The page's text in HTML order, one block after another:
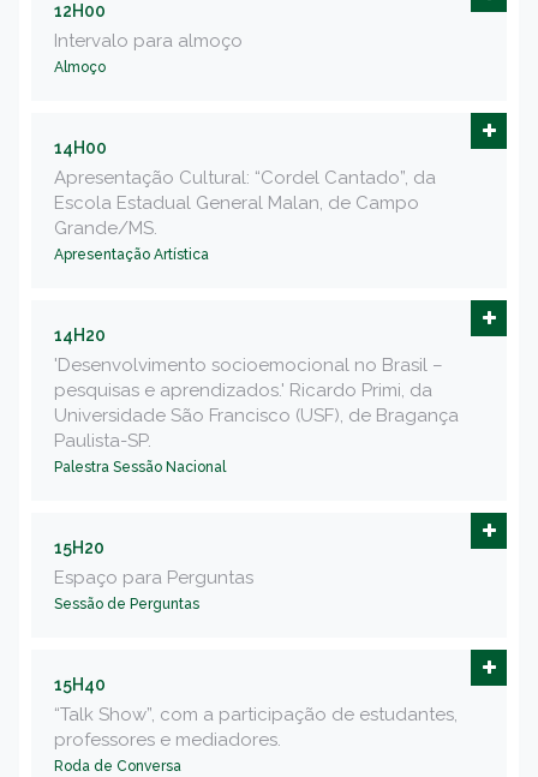
12H00
Intervalo para almoço
Almoço
14H00
Apresentação Cultural: “Cordel Cantado”, da
Escola Estadual General Malan, de Campo
Grande/MS.
Apresentação Artística
14H20
'Desenvolvimento socioemocional no Brasil –
pesquisas e aprendizados.' Ricardo Primi, da
Universidade São Francisco (USF), de Bragança
Paulista-SP.
Palestra Sessão Nacional
15H20
Espaço para Perguntas
Sessão de Perguntas
15H40
“Talk Show”, com a participação de estudantes,
professores e mediadores.
Roda de Conversa